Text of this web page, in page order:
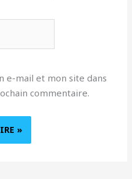
e-mail et mon site dans
commentaire.